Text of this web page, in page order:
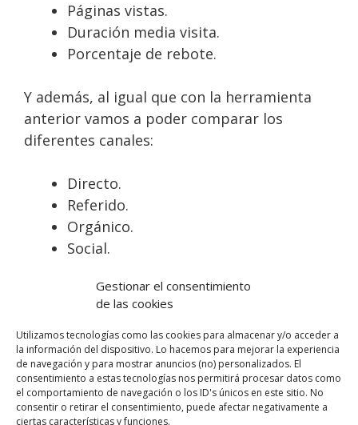
Gestionar el consentimiento
de las cookies
Utilizamos tecnologías como las cookies para almacenar y/o acceder a
la información del dispositivo. Lo hacemos para mejorar la experiencia
de navegación y para mostrar anuncios (no) personalizados. El
consentimiento a estas tecnologías nos permitirá procesar datos como
el comportamiento de navegación o los ID's únicos en este sitio. No
consentir o retirar el consentimiento, puede afectar negativamente a
ciertas características y funciones.
Páginas vistas.
Duración media visita.
Porcentaje de rebote.
Y además, al igual que con la herramienta
anterior vamos a poder comparar los
diferentes canales:
Directo.
Referido.
Orgánico.
Social.
Y de esta forma, podremos saber cuál es el
canal en el que más está centrando los
esfuerzos.
➡ 3. Ahrefs